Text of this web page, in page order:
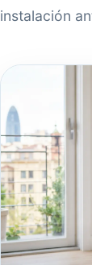
instalación